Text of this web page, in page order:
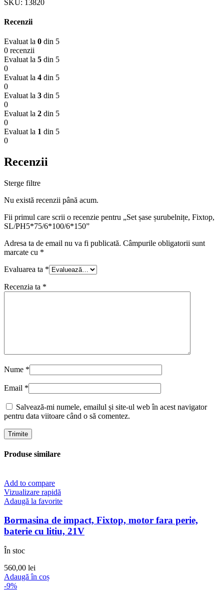
SKU: 13820
Recenzii
Evaluat la 0 din 5
0 recenzii
Evaluat la 5 din 5
0
Evaluat la 4 din 5
0
Evaluat la 3 din 5
0
Evaluat la 2 din 5
0
Evaluat la 1 din 5
0
Recenzii
Sterge filtre
Nu există recenzii până acum.
Fii primul care scrii o recenzie pentru „Set șase șurubelnițe, Fixtop,
SL/PH5*75/6*100/6*150”
Adresa ta de email nu va fi publicată. Câmpurile obligatorii sunt
marcate cu *
Evaluarea ta *
Recenzia ta *
Nume *
Email *
Salvează-mi numele, emailul și site-ul web în acest navigator
pentru data viitoare când o să comentez.
Produse similare
Add to compare
Vizualizare rapidă
Adaugă la favorite
Bormasina de impact, Fixtop, motor fara perie,
baterie cu litiu, 21V
În stoc
560,00 lei
Adaugă în coș
-9%